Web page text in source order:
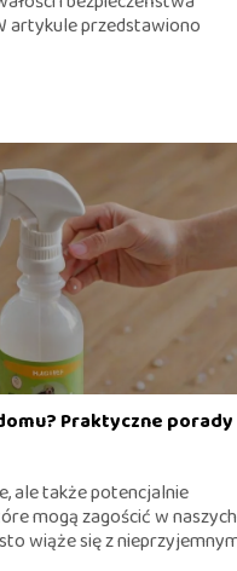
artykule przedstawiono
Praktyczne
ale także potencjalnie
mogą zagościć w naszych
wiąże się z